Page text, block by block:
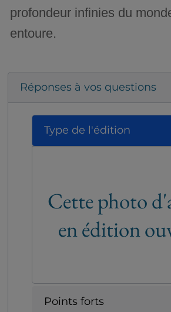
profondeur infinies du
entoure.
Réponses à vos questions
Type de l'édition
Cette photo
en édition
Points forts